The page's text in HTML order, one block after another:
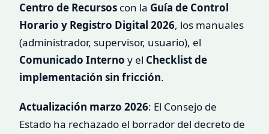
Centro de Recursos con la Guía de Control
Horario y Registro Digital 2026, los manuales
(administrador, supervisor, usuario), el
Comunicado Interno y el Checklist de
implementación sin fricción.
Actualización marzo 2026: El Consejo de
Estado ha rechazado el borrador del decreto de